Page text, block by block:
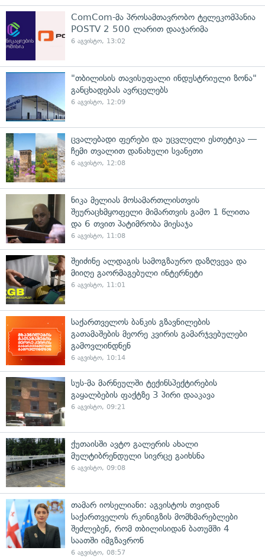
ComCom-მა პროსამთავრობო ტელეკომპანია
POSTV 2 500 ლარით დააჯარიმა
6 აგვისტო, 13:02
"თბილისის თავისუფალი ინდუსტრიული ზონა"
განცხადებას ავრცელებს
6 აგვისტო, 12:09
ცვალებადი ფერები და უცვლელი ესთეტიკა —
ჩემი თვალით დანახული სვანეთი
6 აგვისტო, 12:08
ნიკა მელიას მოსამართლისთვის
შეურაცხმყოფელი მიმართვის გამო 1 წლითა
და 6 თვით პატიმრობა მიესაჯა
6 აგვისტო, 11:08
შეიძინე ალდაგის სამოგზაურო დაზღვევა და
მიიღე გაორმაგებული ინტერნეტი
6 აგვისტო, 11:01
საქართველოს ბანკის გზავნილების
გათამაშების მეორე კვირის გამარჯვებულები
გამოვლინდნენ
6 აგვისტო, 10:14
სუს-მა მარნეულში ტექინსპექტირების
გაყალბების ფაქტზე 3 პირი დააკავა
6 აგვისტო, 09:21
ქუთაისში ავტო გალერის ახალი
მულტიბრენდული სივრცე გაიხსნა
6 აგვისტო, 09:08
თამარ იოსელიანი: აგვისტოს თვიდან
საქართველოს რკინიგზის მომხმარებლები
შეძლებენ, რომ თბილისიდან ბათუმში 4
საათში იმგზავრონ
6 აგვისტო, 08:57